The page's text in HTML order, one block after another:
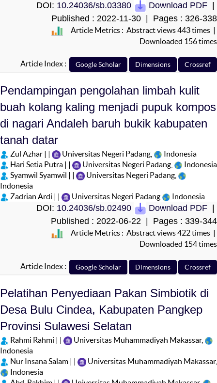
DOI: 10.24036/sb.03380 Download PDF
Published : 2022-11-30 | Pages : 326-338
Article Metrics : Abstract views 443 times |
Downloaded 156 times
Article Index :
Pendampingan pengolahan limbah kulit
buah kolang kaling menjadi pupuk kompos
di nagari Andaleh baruh bukik kabupaten
tanah datar
Zul Azhar | | Universitas Negeri Padang,
Indonesia
Hari Setia Putra | |
Universitas Negeri Padang,
Indonesia
Syamwil Syamwil | |
Universitas Negeri Padang,
Indonesia
Zadrian Ardi | |
Universitas Negeri Padang Indonesia
DOI: 10.24036/sb.02490 Download PDF
Published : 2022-06-22 | Pages : 339-344
Article Metrics : Abstract views 422 times |
Downloaded 154 times
Article Index :
Pelatihan Penyediaan Pakan Simbiotik di
Desa Bulu Cindea, Kabupaten Pangkep
Provinsi Sulawesi Selatan
Rahmi Rahmi | |
Universitas Muhammadiyah Makassar,
Indonesia
Nur Insana Salam | |
Universitas Muhammadiyah Makassar,
Indonesia